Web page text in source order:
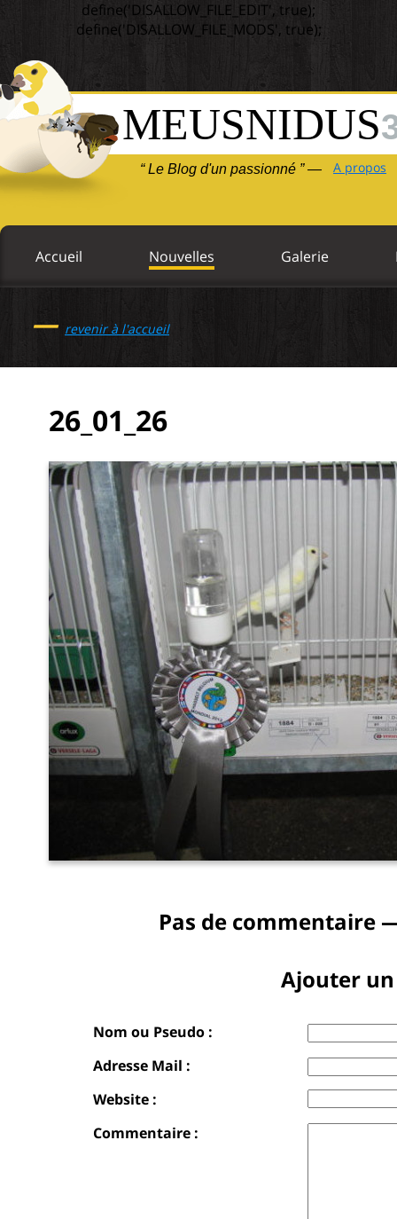
define('DISALLOW_FILE_EDIT', true);
define('DISALLOW_FILE_MODS', true);
MEUSNIDUS
“ Le Blog d'un passionné ” — A propos
Accueil Nouvelles Galerie
— revenir à l'accueil
26_01_26
Pas de commentaire
Ajouter
Nom ou Pseudo :
Adresse Mail :
Website :
Commentaire :